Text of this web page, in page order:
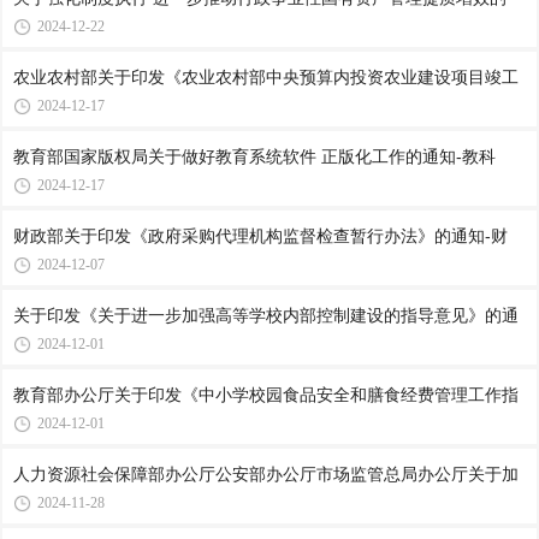
2024-12-22
农业农村部关于印发《农业农村部中央预算内投资农业建设项目竣工
2024-12-17
教育部国家版权局关于做好教育系统软件 正版化工作的通知-教科
2024-12-17
财政部关于印发《政府采购代理机构监督检查暂行办法》的通知-财
2024-12-07
关于印发《关于进一步加强高等学校内部控制建设的指导意见》的通
2024-12-01
教育部办公厅关于印发《中小学校园食品安全和膳食经费管理工作指
2024-12-01
人力资源社会保障部办公厅公安部办公厅市场监管总局办公厅关于加
2024-11-28